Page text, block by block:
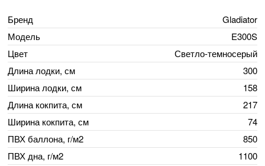
Бренд
Gladiator
Модель
E300S
Цвет
Светло-темносерый
Длина лодки, см
300
Ширина лодки, см
158
Длина кокпита, см
217
Ширина кокпита, см
74
ПВХ баллона, г/м2
850
ПВХ дна, г/м2
1100